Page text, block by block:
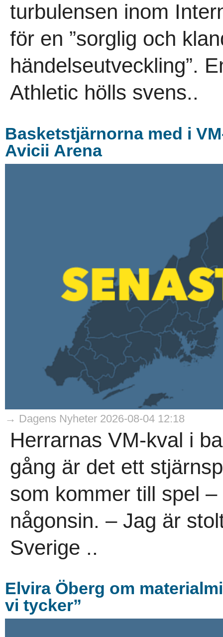
turbulensen inom
för en ”sorglig och
händelseutveckling”.
Athletic hölls svens..
Basketstjärnorna med i
Avicii Arena
→ Dagens Nyheter 2026-08-04 12:18
Herrarnas VM-kval i
gång är det ett
som kommer till spel
någonsin. – Jag är
Sverige ..
Elvira Öberg om
vi tycker”